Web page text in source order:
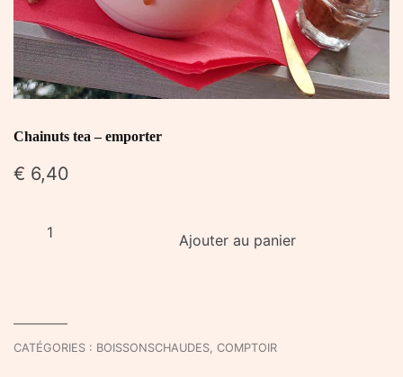
Chainuts tea – emporter
€ 6,40
quantité
Ajouter au panier
CATÉGORIES : BOISSONSCHAUDES COMPTOIR